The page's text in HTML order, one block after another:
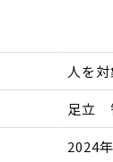
人を
足立
2024